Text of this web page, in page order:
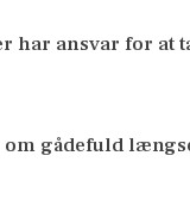
har ansvar for at
om gådefuld